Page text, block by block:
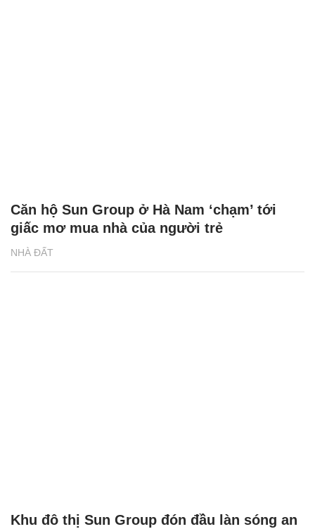
NHÀ ĐẤT
Căn hộ Sun Group ở Hà Nam ‘chạm’ tới
giấc mơ mua nhà của người trẻ
Khu đô thị Sun Group đón đầu làn sóng an